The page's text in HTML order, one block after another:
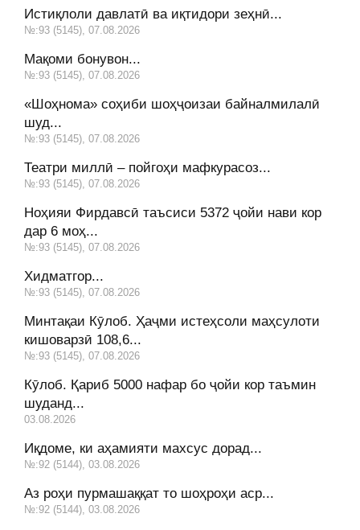
Истиқлоли давлатӣ ва иқтидори зеҳнӣ...
№:93 (5145), 07.08.2026
Мақоми бонувон...
№:93 (5145), 07.08.2026
«Шоҳнома» соҳиби шоҳҷоизаи байналмилалӣ
шуд...
№:93 (5145), 07.08.2026
Театри миллӣ – пойгоҳи мафкурасоз...
№:93 (5145), 07.08.2026
Ноҳияи Фирдавсӣ таъсиси 5372 ҷойи нави кор
дар 6 моҳ...
№:93 (5145), 07.08.2026
Хидматгор...
№:93 (5145), 07.08.2026
Минтақаи Кӯлоб. Ҳаҷми истеҳсоли маҳсулоти
кишоварзӣ 108,6...
№:93 (5145), 07.08.2026
Кӯлоб. Қариб 5000 нафар бо ҷойи кор таъмин
шуданд...
03.08.2026
Иқдоме, ки аҳамияти махсус дорад...
№:92 (5144), 03.08.2026
Аз роҳи пурмашаққат то шоҳроҳи аср...
№:92 (5144), 03.08.2026